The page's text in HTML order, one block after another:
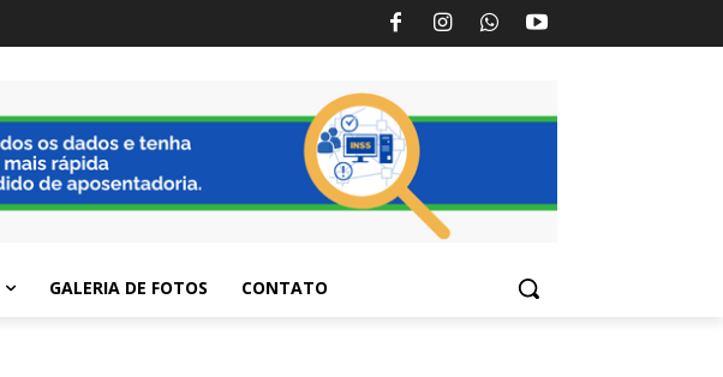
GALERIA DE FOTOS CONTATO